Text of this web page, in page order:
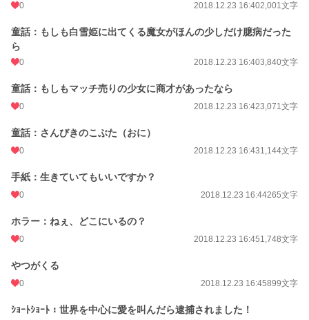
0 2018.12.23 16:402,001文字
童話：もしも白雪姫に出てくる魔女がほんの少しだけ臆病だった
ら
0 2018.12.23 16:403,840文字
童話：もしもマッチ売りの少女に商才があったなら
0 2018.12.23 16:423,071文字
童話：さんびきのこぶた（おに）
0 2018.12.23 16:431,144文字
手紙：生きていてもいいですか？
0 2018.12.23 16:44265文字
ホラー：ねぇ、どこにいるの？
0 2018.12.23 16:451,748文字
やつがくる
0 2018.12.23 16:45899文字
ｼｮｰﾄｼｮｰﾄ：世界を中心に愛を叫んだら逮捕されました！